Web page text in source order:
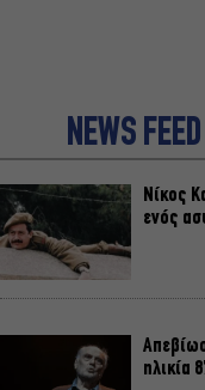
NEWS FEED
Nίκος
ενός
ηλικία